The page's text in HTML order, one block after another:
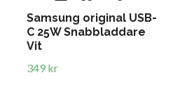
Samsung original USB-
C 25W Snabbladdare
Vit
349 kr